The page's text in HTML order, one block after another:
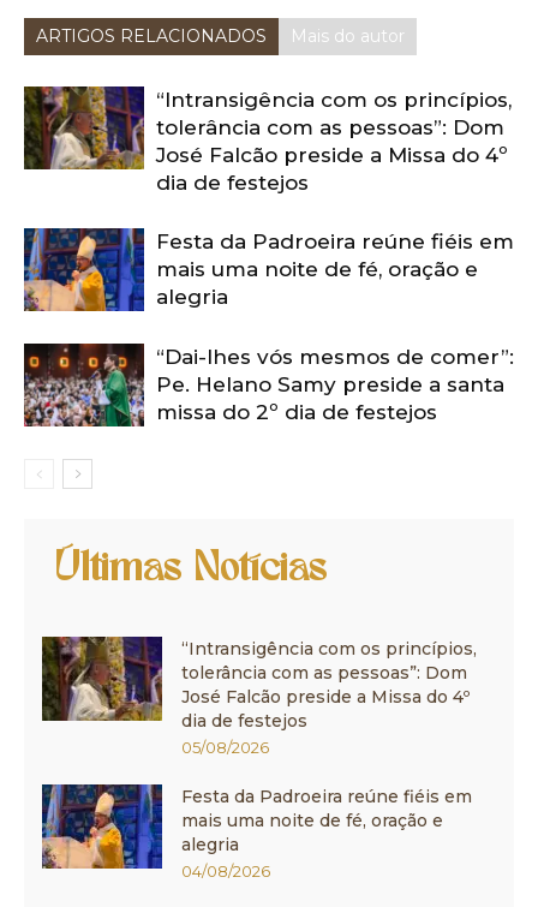
ARTIGOS RELACIONADOS Mais do autor
“Intransigência com os princípios,
tolerância com as pessoas”: Dom
José Falcão preside a Missa do 4º
dia de festejos
Festa da Padroeira reúne fiéis em
mais uma noite de fé, oração e
alegria
“Dai-lhes vós mesmos de comer”:
Pe. Helano Samy preside a santa
missa do 2º dia de festejos
Últimas Notícias
“Intransigência com os princípios,
tolerância com as pessoas”: Dom
José Falcão preside a Missa do 4º
dia de festejos
05/08/2026
Festa da Padroeira reúne fiéis em
mais uma noite de fé, oração e
alegria
04/08/2026